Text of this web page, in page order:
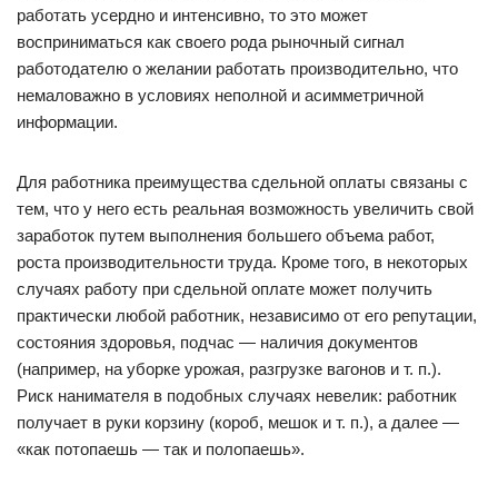
работать усердно и интенсивно, то это может
восприниматься как своего рода рыночный сигнал
работодателю о желании работать производительно, что
немаловажно в условиях неполной и асимметричной
информации.
Для работника преимущества сдельной оплаты связаны с
тем, что у него есть реальная возможность увеличить свой
заработок путем выполнения большего объема работ,
роста производительности труда. Кроме того, в некоторых
случаях работу при сдельной оплате может получить
практически любой работник, независимо от его репутации,
состояния здоровья, подчас — наличия документов
(например, на уборке урожая, разгрузке вагонов и т. п.).
Риск нанимателя в подобных случаях невелик: работник
получает в руки корзину (короб, мешок и т. п.), а далее —
«как потопаешь — так и полопаешь».